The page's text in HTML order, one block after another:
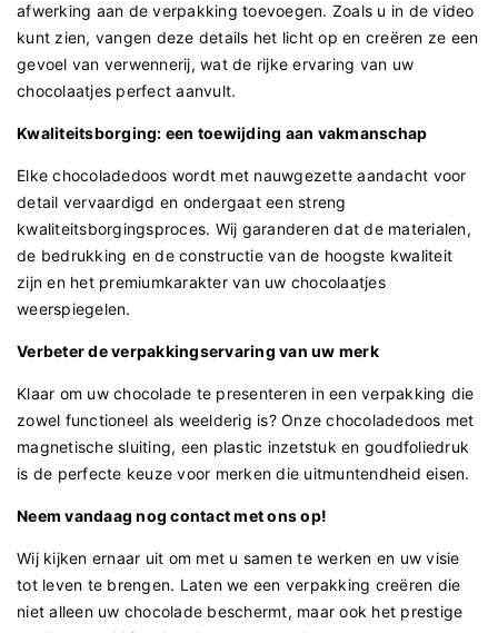
afwerking aan de verpakking toevoegen. Zoals u in de video
kunt zien, vangen deze details het licht op en creëren ze een
gevoel van verwennerij, wat de rijke ervaring van uw
chocolaatjes perfect aanvult.
Kwaliteitsborging: een toewijding aan vakmanschap
Elke chocoladedoos wordt met nauwgezette aandacht voor
detail vervaardigd en ondergaat een streng
kwaliteitsborgingsproces. Wij garanderen dat de materialen,
de bedrukking en de constructie van de hoogste kwaliteit
zijn en het premiumkarakter van uw chocolaatjes
weerspiegelen.
Verbeter de verpakkingservaring van uw merk
Klaar om uw chocolade te presenteren in een verpakking die
zowel functioneel als weelderig is? Onze chocoladedoos met
magnetische sluiting, een plastic inzetstuk en goudfoliedruk
is de perfecte keuze voor merken die uitmuntendheid eisen.
Neem vandaag nog contact met ons op!
Wij kijken ernaar uit om met u samen te werken en uw visie
tot leven te brengen. Laten we een verpakking creëren die
niet alleen uw chocolade beschermt, maar ook het prestige